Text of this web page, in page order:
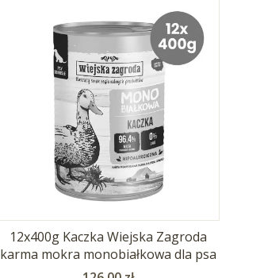
12x400g Kaczka Wiejska Zagroda
karma mokra monobiałkowa dla psa